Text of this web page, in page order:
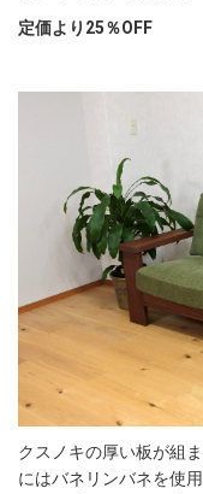
定価より25％OFF
クスノキの厚い板が組
にはバネリンバネを使